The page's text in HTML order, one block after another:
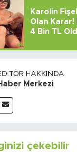
Karolin
Olan
4 Bin TL
HAKKINDA
Merkezi
çekebilir